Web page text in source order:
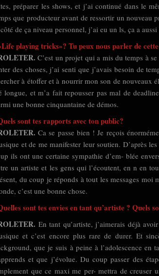
préparer les shows, et j’ai continué dans le
que producteur avant de ressortir un
de ça niveau personnel, j’ai eu un ls, ça a
playing tricks»? Tu peux nous parler de
C’est un projet qui a mis du temps à
des choses, j’ai senti que j’avais besoin de
à étoffer et à nourrir mon son de nouveaux
longue, et m’a fait repousser pas mal de
une bonne cinquantaine de démos.
sont tes rapports avec ton public?
Ca se passe bien ! Je reçois
et de me manifester leur soutien. D’après
ils ont une certaine sympathie d’em- blée
un artiste et les gens qui l’écoutent, en n en
du coup je réponds à tout les messages moi
c’est une bonne chose.
sont tes envies en tant qu’artiste ? Quels
En tant qu’artiste, j’aimerais déjà
et c’est encore plus rare de durer. Et
que je suis à peine à l’adolescence en
et que j’évolue. Du coup passer des
que ce maxi me per- mettra de creuser